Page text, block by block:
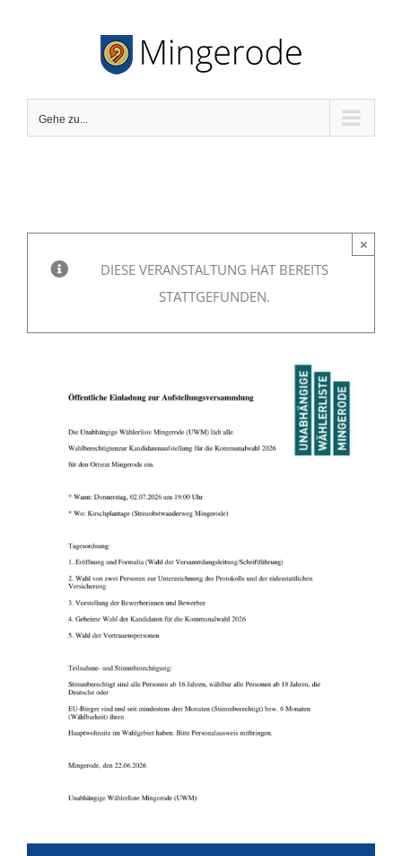
Gehe zu...
DIESE VERANSTALTUNG HAT BEREITS
STATTGEFUNDEN.
×